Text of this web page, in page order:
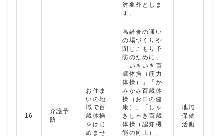
対象外としま
す。
16
介護予
防
お住ま
いの地
域で百
歳体操
をはじ
めませ
高齢者の通い
の場づくりや
閉じこもり予
防のために、
「いきいき百
歳体操（筋力
体操）」「か
みかみ百歳体
操（お口の健
康）」「しゃ
きしゃき百歳
体操（認知機
能の向上）」
地域
保健
活動